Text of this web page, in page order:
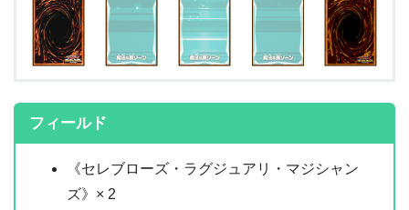
フィールド
《セレブローズ・ラグジュアリ・マジシャン
ズ》× 2